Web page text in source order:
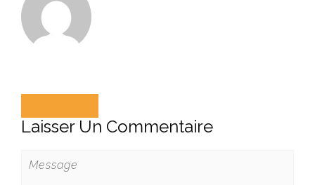
Laisser Un Commentaire